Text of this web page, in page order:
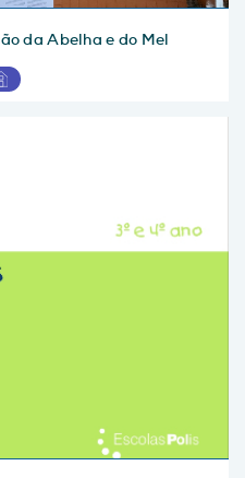
da Abelha e do Mel